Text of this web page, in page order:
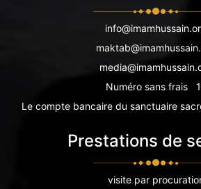
Numéro sans frais
Le compte bancaire du sanctuaire
Prestations de
visite par